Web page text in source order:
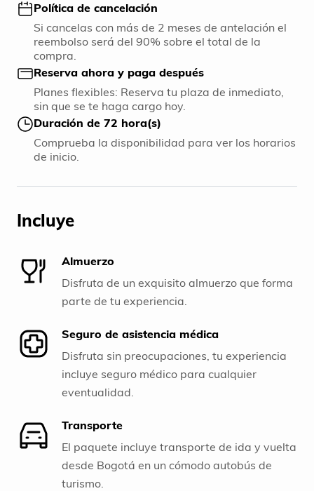
Política de cancelación
Si cancelas con más de 2 meses de antelación el
reembolso será del 90% sobre el total de la
compra.
Reserva ahora y paga después
Planes flexibles: Reserva tu plaza de inmediato,
sin que se te haga cargo hoy.
Duración de 72 hora(s)
Comprueba la disponibilidad para ver los horarios
de inicio.
Incluye
Almuerzo
Disfruta de un exquisito almuerzo que forma
parte de tu experiencia.
Seguro de asistencia médica
Disfruta sin preocupaciones, tu experiencia
incluye seguro médico para cualquier
eventualidad.
Transporte
El paquete incluye transporte de ida y vuelta
desde Bogotá en un cómodo autobús de
turismo.